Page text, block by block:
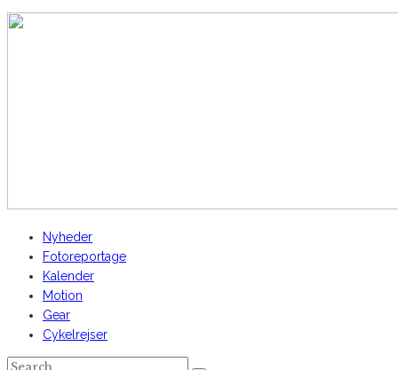
Nyheder
Fotoreportage
Kalender
Motion
Gear
Cykelrejser